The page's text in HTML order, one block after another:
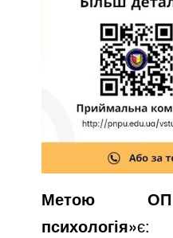
Метою ОП
психологія»є: